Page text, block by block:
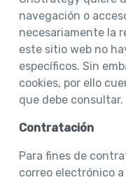
navegación o
necesariamente la
este sitio web no
específicos. Sin
cookies, por ello
que debe consultar.
Contratación
Para fines de
correo electrónico